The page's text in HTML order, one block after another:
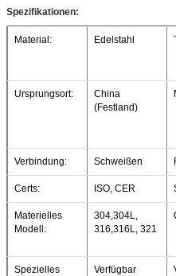
Spezifikationen:
Material: Edelstahl
Ursprungsort:
China
(Festland)
Verbindung: Schweißen
Certs: ISO, CER
Materielles
Modell:
304,304L,
316,316L, 321
Spezielles
Verfügbar